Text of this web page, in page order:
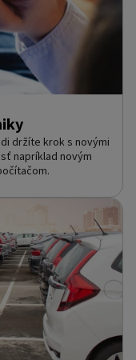
držíte krok s novými
napríklad novým